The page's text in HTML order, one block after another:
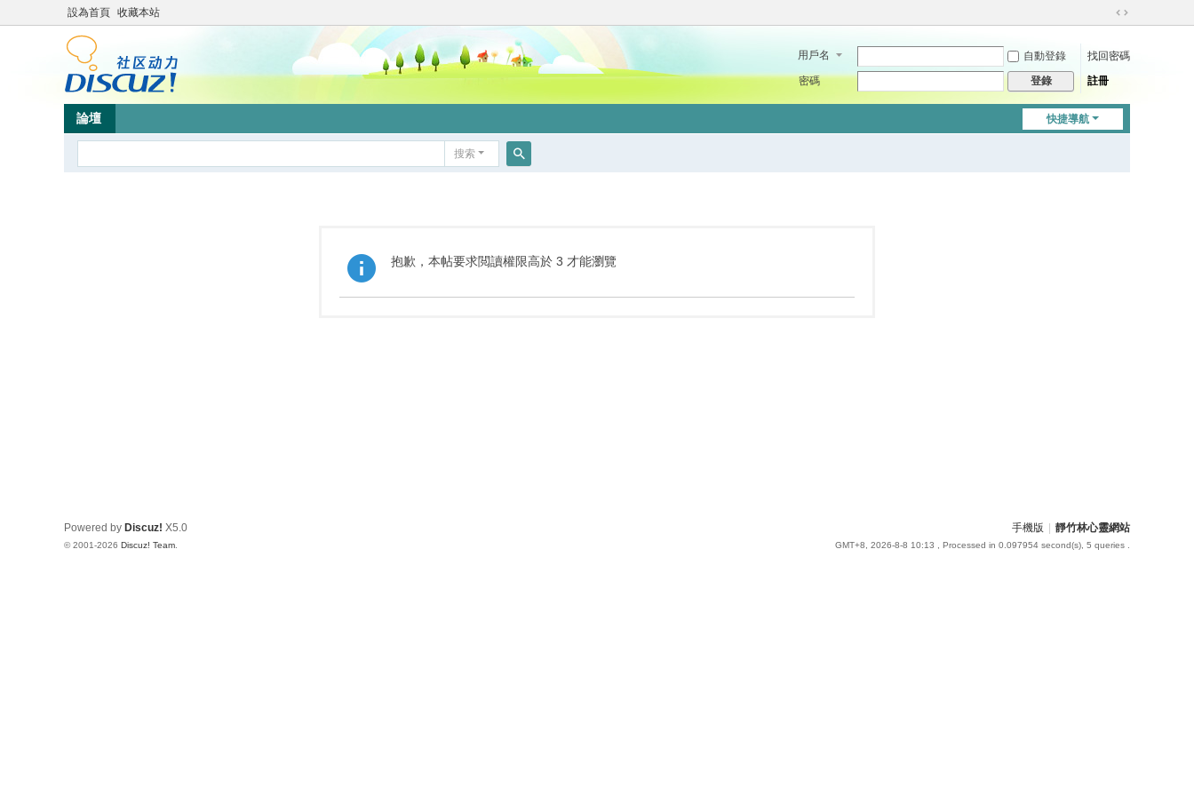
設為首頁 收藏本站
切
到
用戶名 自動登錄
找回密碼
密碼
登錄 註冊
快捷導航
論壇
搜索
抱歉，本帖要求閲讀權限高於 3 才能瀏覽
手機版 靜竹林心靈網站
GMT+8, 2026-8-8 10:13 , Processed in 0.097954 second(s), 5 queries .
Powered by Discuz! X5.0
© 2001-2026 Discuz! Team